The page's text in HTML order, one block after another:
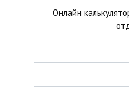
Онлайн